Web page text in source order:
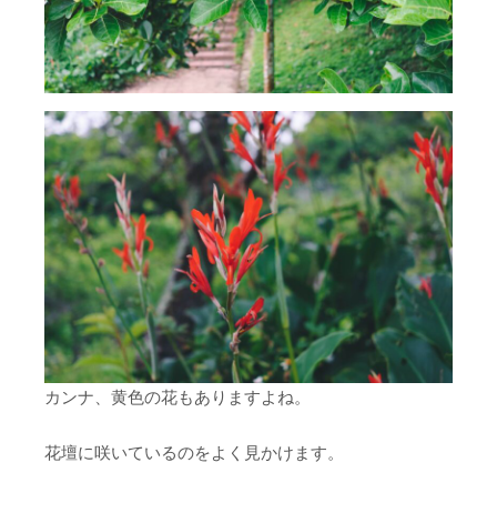
カンナ、黄色の花もありますよね。
花壇に咲いているのをよく見かけます。